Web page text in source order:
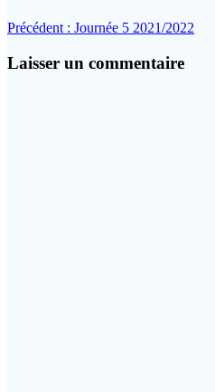
Navigation
de
Précédent : Article
:
Journée 5 2021/2022
Laisser un commentaire